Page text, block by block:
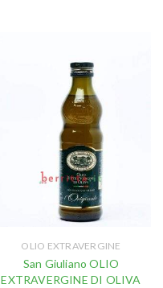
OLIO EXTRAVERGINE
San Giuliano OLIO
EXTRAVERGINE DI OLIVA